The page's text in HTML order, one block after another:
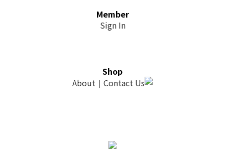
Member
Sign In
Shop
About ｜ Contact Us